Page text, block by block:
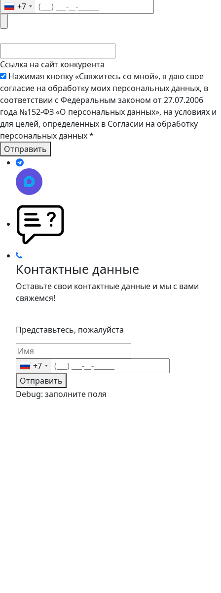
+7
Ссылка на сайт конкурента
Нажимая кнопку «Свяжитесь со мной», я даю свое
согласие на обработку моих персональных данных, в
соответствии с Федеральным законом от 27.07.2006
года №152-ФЗ «О персональных данных», на условиях и
для целей, определенных в Согласии на обработку
персональных данных*
Отправить
Контактные данные
Оставьте свои контактные данные и мы с вами
свяжемся!
Представьтесь, пожалуйста
+7
Отправить
Debug: заполните поля